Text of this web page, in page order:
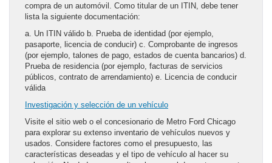
compra de un automóvil. Como titular de un ITIN, debe tener
lista la siguiente documentación:
a. Un ITIN válido b. Prueba de identidad (por ejemplo,
pasaporte, licencia de conducir) c. Comprobante de ingresos
(por ejemplo, talones de pago, estados de cuenta bancarios) d.
Prueba de residencia (por ejemplo, facturas de servicios
públicos, contrato de arrendamiento) e. Licencia de conducir
válida
Investigación y selección de un vehículo
Visite el sitio web o el concesionario de Metro Ford Chicago
para explorar su extenso inventario de vehículos nuevos y
usados. Considere factores como el presupuesto, las
características deseadas y el tipo de vehículo al hacer su